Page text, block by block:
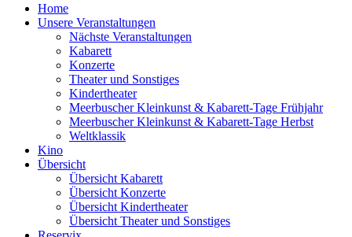
Home
Unsere Veranstaltungen
Nächste Veranstaltungen
Kabarett
Konzerte
Theater und Sonstiges
Kindertheater
Meerbuscher Kleinkunst & Kabarett-Tage Frühjahr
Meerbuscher Kleinkunst & Kabarett-Tage Herbst
Weltklassik
Kino
Übersicht
Übersicht Kabarett
Übersicht Konzerte
Übersicht Kindertheater
Übersicht Theater und Sonstiges